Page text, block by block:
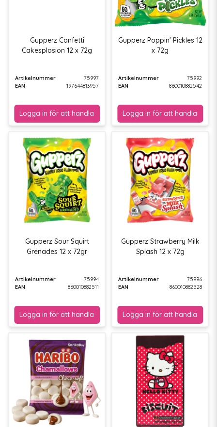
Gupperz Confetti
Cakesplosion 12 x 72g
Artikelnummer
75997
EAN
197644813957
Gupperz Poppin' Pickles 12
x 72g
Artikelnummer
75992
EAN
860010882542
Gupperz Sour Squirt
Grenades 12 x 72gr
Artikelnummer
75994
EAN
860010882511
Gupperz Strawberry Milk
Splash 12 x 72g
Artikelnummer
75996
EAN
860010882528